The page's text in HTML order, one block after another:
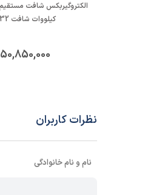
کیلووات شافت 32 پایه دار
50,850,000
نظرات کاربران
نام و نام خانوادگی